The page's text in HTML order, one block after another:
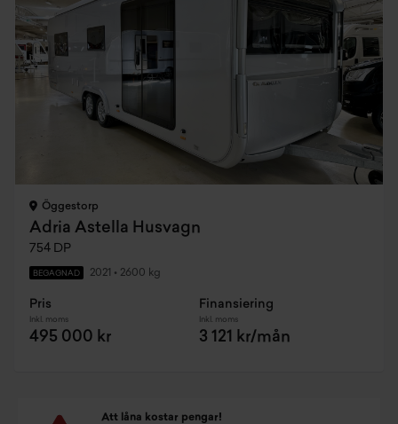
Öggestorp
Adria Astella Husvagn
754 DP
BEGAGNAD 2021 • 2600 kg
Pris
Inkl. moms
495 000 kr
Finansiering
Inkl. moms
3 121 kr/mån
Att låna kostar pengar!